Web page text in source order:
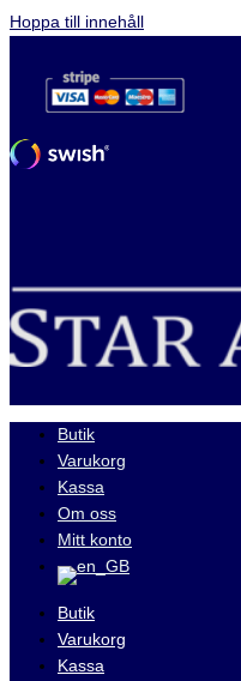
Hoppa till innehåll
Butik
Varukorg
Kassa
Om oss
Mitt konto
Butik
Varukorg
Kassa